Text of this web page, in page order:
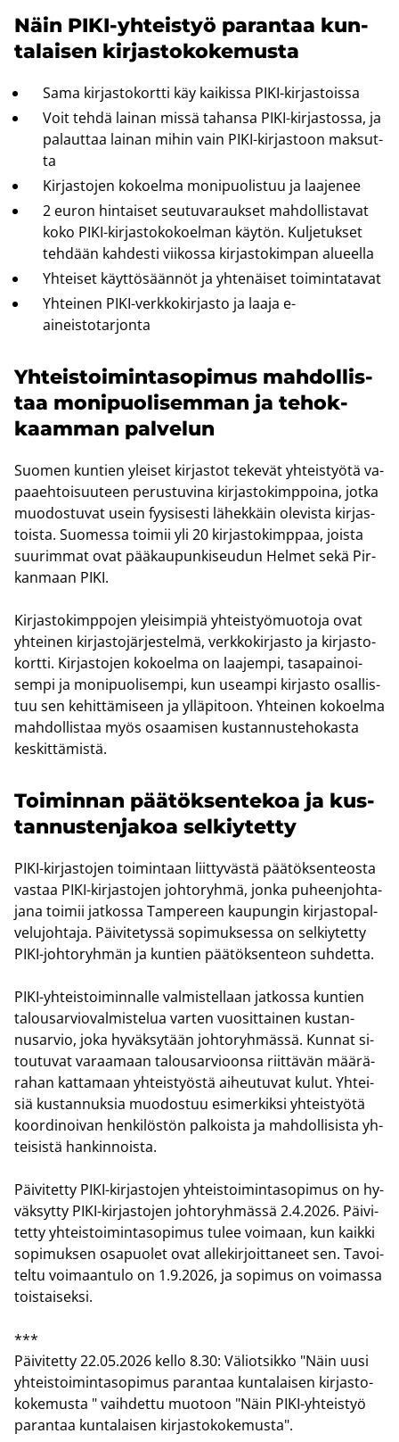
Näin PIKI-​yhteistyö pa­ran­taa kun­
ta­lai­sen kir­jas­to­ko­ke­mus­ta
Sama kir­jas­to­kort­ti käy kai­kis­sa PIKI-​kirjastoissa
Voit tehdä lai­nan missä ta­han­sa PIKI-​kirjastossa, ja
pa­laut­taa lai­nan mihin vain PIKI-​kirjastoon mak­sut­
ta
Kir­jas­to­jen ko­koel­ma mo­ni­puo­lis­tuu ja laa­je­nee
2 euron hin­tai­set seu­tu­va­rauk­set mah­dol­lis­ta­vat
koko PIKI-​kirjastokokoelman käy­tön. Kul­je­tuk­set
teh­dään kah­des­ti vii­kos­sa kir­jas­to­kim­pan alu­eel­la
Yh­tei­set käyt­tö­sään­nöt ja yh­te­näi­set toi­min­ta­ta­vat
Yh­tei­nen PIKI-​verkkokirjasto ja laaja e-​
aineistotarjonta
Yh­teis­toi­min­ta­so­pi­mus mah­dol­lis­
taa mo­ni­puo­li­sem­man ja te­hok­
kaam­man pal­ve­lun
Suo­men kun­tien ylei­set kir­jas­tot te­ke­vät yh­teis­työ­tä va­
paa­eh­toi­suu­teen pe­rus­tu­vi­na kir­jas­to­kimp­poi­na, jotka
muo­dos­tu­vat usein fyy­si­ses­ti lä­hek­käin ole­vis­ta kir­jas­
tois­ta. Suo­mes­sa toi­mii yli 20 kir­jas­to­kimp­paa, jois­ta
suu­rim­mat ovat pää­kau­pun­ki­seu­dun Hel­met sekä Pir­
kan­maan PIKI.
Kir­jas­to­kimp­po­jen ylei­sim­piä yh­teis­työ­muo­to­ja ovat
yh­tei­nen kir­jas­to­jär­jes­tel­mä, verk­ko­kir­jas­to ja kir­jas­to­
kort­ti. Kir­jas­to­jen ko­koel­ma on laa­jem­pi, ta­sa­pai­noi­
sem­pi ja mo­ni­puo­li­sem­pi, kun useam­pi kir­jas­to osal­lis­
tuu sen ke­hit­tä­mi­seen ja yl­lä­pi­toon. Yh­tei­nen ko­koel­ma
mah­dol­lis­taa myös osaa­mi­sen kus­tan­nus­te­ho­kas­ta
kes­kit­tä­mis­tä.
Toi­min­nan pää­tök­sen­te­koa ja kus­
tan­nus­ten­ja­koa sel­kiy­tet­ty
PIKI-​kirjastojen toi­min­taan liit­ty­väs­tä pää­tök­sen­teos­ta
vas­taa PIKI-​kirjastojen joh­to­ryh­mä, jonka pu­heen­joh­ta­
ja­na toi­mii jat­kos­sa Tam­pe­reen kau­pun­gin kir­jas­to­pal­
ve­lu­joh­ta­ja. Päi­vi­te­tys­sä so­pi­muk­ses­sa on sel­kiy­tet­ty
PIKI-​johtoryhmän ja kun­tien pää­tök­sen­teon suh­det­ta.
PIKI-​yhteistoiminnalle val­mis­tel­laan jat­kos­sa kun­tien
ta­lous­ar­vio­val­mis­te­lua var­ten vuo­sit­tai­nen kus­tan­
nusar­vio, joka hy­väk­sy­tään joh­to­ryh­mäs­sä. Kun­nat si­
tou­tu­vat va­raa­maan ta­lous­ar­vioon­sa riit­tä­vän mää­rä­
ra­han kat­ta­maan yh­teis­työs­tä ai­heu­tu­vat kulut. Yh­tei­
siä kus­tan­nuk­sia muo­dos­tuu esi­mer­kik­si yh­teis­työ­tä
koor­di­noi­van hen­ki­lös­tön pal­kois­ta ja mah­dol­li­sis­ta yh­
tei­sis­tä han­kin­nois­ta.
Päi­vi­tet­ty PIKI-​kirjastojen yh­teis­toi­min­ta­so­pi­mus on hy­
väk­syt­ty PIKI-​kirjastojen joh­to­ryh­mäs­sä 2.4.2026. Päi­vi­
tet­ty yh­teis­toi­min­ta­so­pi­mus tulee voi­maan, kun kaik­ki
so­pi­muk­sen os­a­puo­let ovat al­le­kir­joit­ta­neet sen. Ta­voi­
tel­tu voi­maan­tu­lo on 1.9.2026, ja so­pi­mus on voi­mas­sa
tois­tai­sek­si.
***
Päi­vi­tet­ty 22.05.2026 kello 8.30: Vä­liot­sik­ko "Näin uusi
yh­teis­toi­min­ta­so­pi­mus pa­ran­taa kun­ta­lai­sen kir­jas­to­
ko­ke­mus­ta " vaih­det­tu muo­toon "Näin PIKI-​yhteistyö
pa­ran­taa kun­ta­lai­sen kir­jas­to­ko­ke­mus­ta".